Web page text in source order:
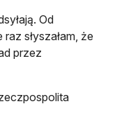
Od
słyszałam, że
przez